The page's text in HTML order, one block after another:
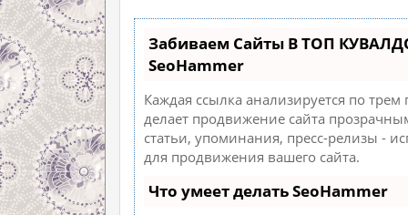
Забиваем Сайты В ТОП
SeoHammer
Каждая ссылка анализируется по
делает продвижение сайта
статьи, упоминания, пресс-релизы -
для продвижения вашего сайта.
Что умеет делать SeoHammer